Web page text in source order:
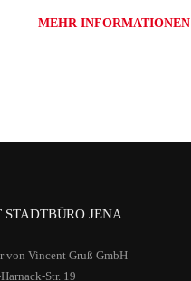
MEHR INFORMATIONEN
JENA
von Vincent Gruß GmbH
Str. 19